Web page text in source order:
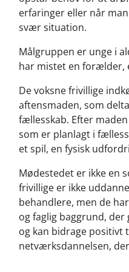
erfaringer eller når
svær situation.
Målgruppen er unge i
har mistet en forælder,
De voksne frivillige
aftensmaden, som
fællesskab. Efter
som er planlagt i
et spil, en fysisk
Mødestedet er ikke en
frivillige er ikke
behandlere, men de
og faglig baggrund, der
og kan bidrage positivt
netværksdannelsen,